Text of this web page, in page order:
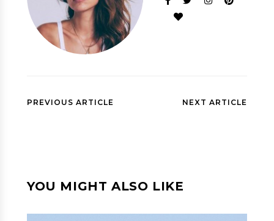
PREVIOUS ARTICLE NEXT ARTICLE
YOU MIGHT ALSO LIKE